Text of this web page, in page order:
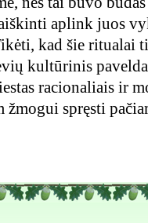
aplink juos
kad šie ritualai
kultūrinis
racionaliais ir
spręsti